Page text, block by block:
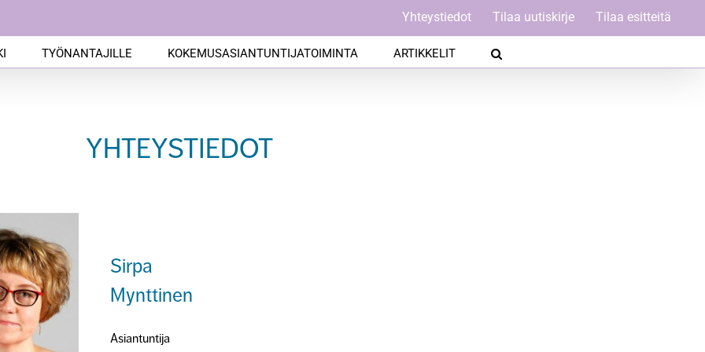
Yhteystiedot Tilaa uutiskirje Tilaa esitteitä
TYÖNANTAJILLE KOKEMUSASIANTUNTIJATOIMINTA ARTIKKELIT
YHTEYSTIEDOT
Sirpa
Mynttinen
Asiantuntija